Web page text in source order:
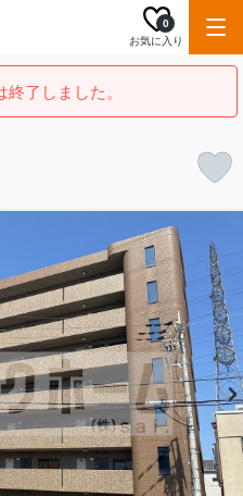
お気に入り
0
了しました。